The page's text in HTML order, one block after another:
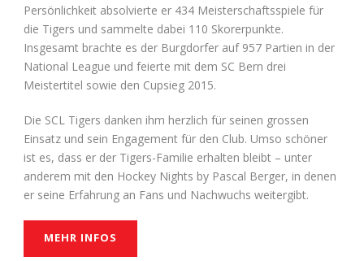
Persönlichkeit absolvierte er 434 Meisterschaftsspiele für
die Tigers und sammelte dabei 110 Skorerpunkte.
Insgesamt brachte es der Burgdorfer auf 957 Partien in der
National League und feierte mit dem SC Bern drei
Meistertitel sowie den Cupsieg 2015.
Die SCL Tigers danken ihm herzlich für seinen grossen
Einsatz und sein Engagement für den Club. Umso schöner
ist es, dass er der Tigers-Familie erhalten bleibt – unter
anderem mit den Hockey Nights by Pascal Berger, in denen
er seine Erfahrung an Fans und Nachwuchs weitergibt.
MEHR INFOS